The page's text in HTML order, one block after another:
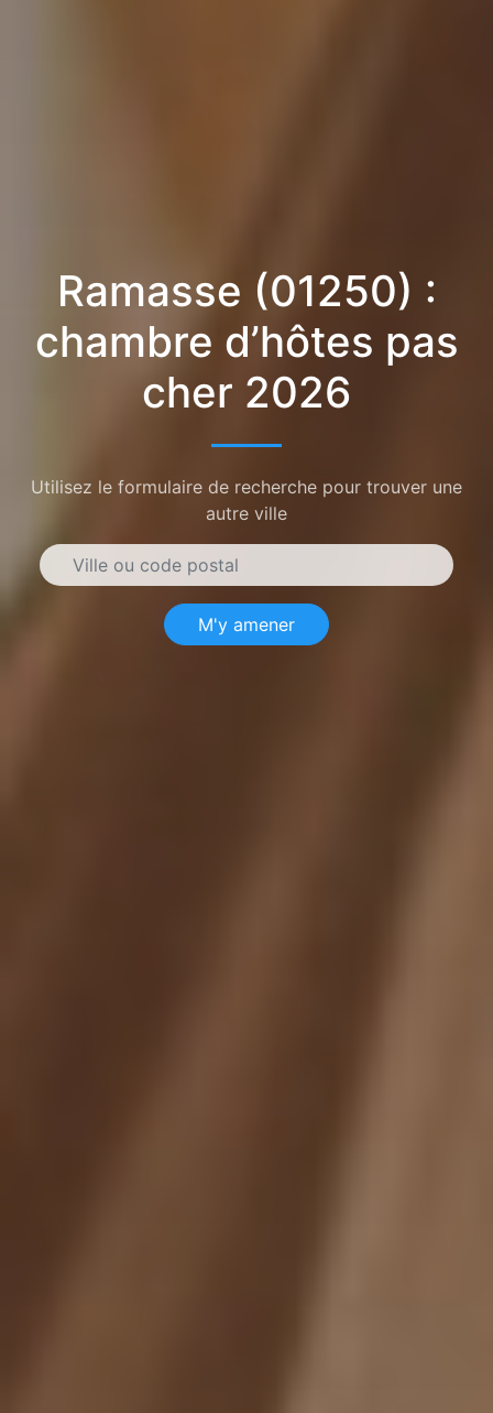
Ramasse (01250) :
chambre d’hôtes pas
cher 2026
Utilisez le formulaire de recherche pour trouver une
autre ville
M'y amener